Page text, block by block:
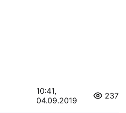
10:41,
04.09.2019
237